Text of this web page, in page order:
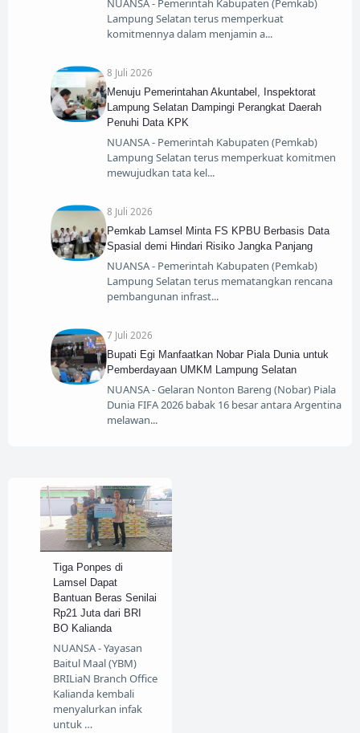
NUANSA - Pemerintah Kabupaten (Pemkab)
Lampung Selatan terus memperkuat
komitmennya dalam menjamin a
8 Juli 2026
Menuju Pemerintahan Akuntabel, Inspektorat
Lampung Selatan Dampingi Perangkat Daerah
Penuhi Data KPK
NUANSA - Pemerintah Kabupaten (Pemkab)
Lampung Selatan terus memperkuat komitmen
mewujudkan tata kel
8 Juli 2026
Pemkab Lamsel Minta FS KPBU Berbasis Data
Spasial demi Hindari Risiko Jangka Panjang
NUANSA - Pemerintah Kabupaten (Pemkab)
Lampung Selatan terus mematangkan rencana
pembangunan infrast
7 Juli 2026
Bupati Egi Manfaatkan Nobar Piala Dunia untuk
Pemberdayaan UMKM Lampung Selatan
NUANSA - Gelaran Nonton Bareng (Nobar) Piala
Dunia FIFA 2026 babak 16 besar antara Argentina
melawan
Tiga Ponpes di
Lamsel Dapat
Bantuan Beras Senilai
Rp21 Juta dari BRI
BO Kalianda
NUANSA - Yayasan
Baitul Maal (YBM)
BRILiaN Branch Office
Kalianda kembali
menyalurkan infak
untuk …